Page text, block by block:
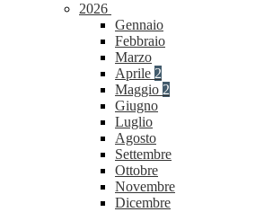
2026
Gennaio
Febbraio
Marzo
Aprile 2
Maggio 2
Giugno
Luglio
Agosto
Settembre
Ottobre
Novembre
Dicembre